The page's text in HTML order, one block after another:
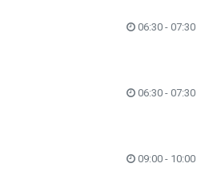
06:30 - 07:30
06:30 - 07:30
09:00 - 10:00